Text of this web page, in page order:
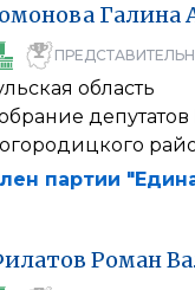
Галина
область
партии
Роман